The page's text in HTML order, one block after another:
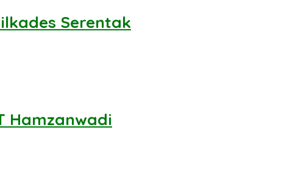
Serentak
Hamzanwadi